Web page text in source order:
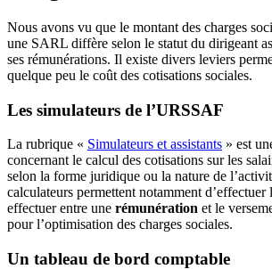
Nous avons vu que le montant des charges
une SARL diffère selon le statut du dirigeant
ses rémunérations. Il existe divers leviers
quelque peu le coût des cotisations sociales.
Les simulateurs de l’URSSAF
La rubrique « Simulateurs et assistants » est
concernant le calcul des cotisations sur les
selon la forme juridique ou la nature de
calculateurs permettent notamment d’effectuer
effectuer entre une rémunération et le
pour l’optimisation des charges sociales.
Un tableau de bord comptable